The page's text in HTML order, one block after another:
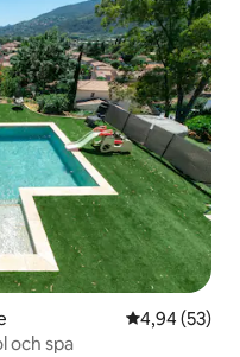
4,94 av 5 i
4,94 (53)
och spa